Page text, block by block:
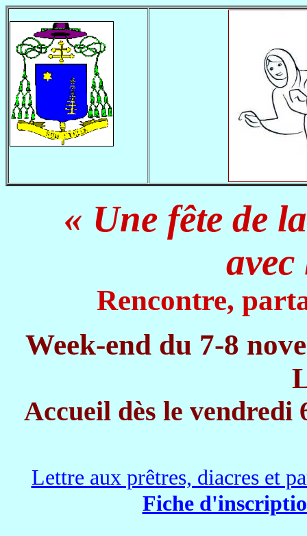
« Une
avec les
Rencontre,
Week-end du 7-8
Accueil dès le vendredi
Lettre aux prêtres, diacres et
Fiche